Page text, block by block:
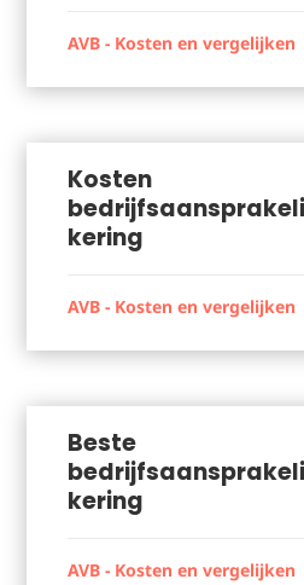
AVB - Kosten en vergelijken
Kosten
kering
AVB - Kosten en vergelijken
Beste
kering
AVB - Kosten en vergelijken